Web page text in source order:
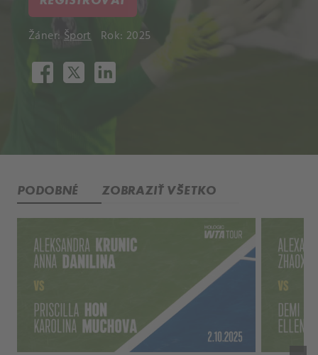
Žáner: Šport Rok: 2025
PODOBNÉ ZOBRAZIŤ VŠETKO